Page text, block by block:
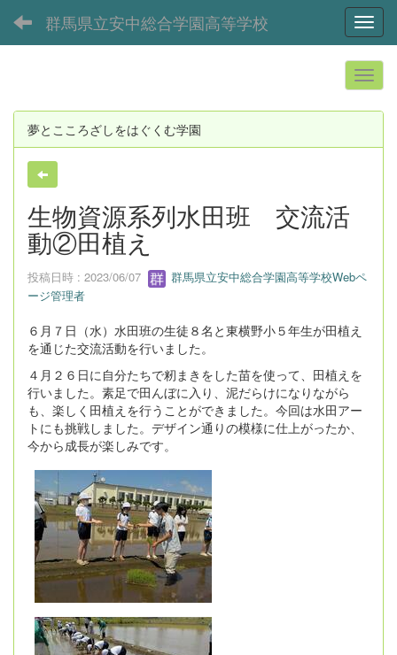
群馬県立安中総合学園高等学校
夢とこころざしをはぐくむ学園
生物資源系列水田班 交流活
動②田植え
投稿日時 : 2023/06/07
群馬県立安中総合学園高等学校Webペ
ージ管理者
６月７日（水）水田班の生徒８名と東横野小５年生が田植え
を通じた交流活動を行いました。
４月２６日に自分たちで籾まきをした苗を使って、田植えを
行いました。素足で田んぼに入り、泥だらけになりながら
も、楽しく田植えを行うことができました。今回は水田アー
トにも挑戦しました。デザイン通りの模様に仕上がったか、
今から成長が楽しみです。